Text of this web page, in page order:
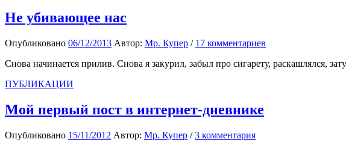
Не убивающее нас
Опубликовано 06/12/2013 Автор: Мр. Купер / 17 комментариев
Снова начинается прилив. Снова я закурил, забыл про сигарету, раскашлялся,
ПУБЛИКАЦИИ
Мой первый пост в интернет-дневнике
Опубликовано 15/11/2012 Автор: Мр. Купер /3 комментария